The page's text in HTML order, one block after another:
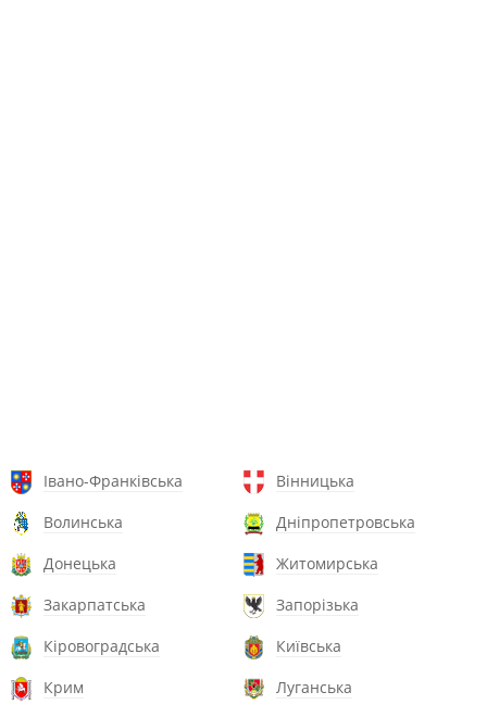
Івано-Франківська
Вінницька
Волинська
Дніпропетровська
Донецька
Житомирська
Закарпатська
Запорізька
Кіровоградська
Київська
Крим
Луганська